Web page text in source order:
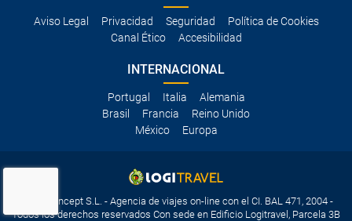
Aviso Legal Privacidad Seguridad
Política de Cookies
Canal Ético
Accesibilidad
INTERNACIONAL
Portugal Italia
Alemania
Brasil
Francia
Reino Unido
México
Europa
Travelconcept S.L. - Agencia de viajes on-line con el CI. BAL 471, 2004 -
Todos los derechos reservados Con sede en Edificio Logitravel, Parcela 3B